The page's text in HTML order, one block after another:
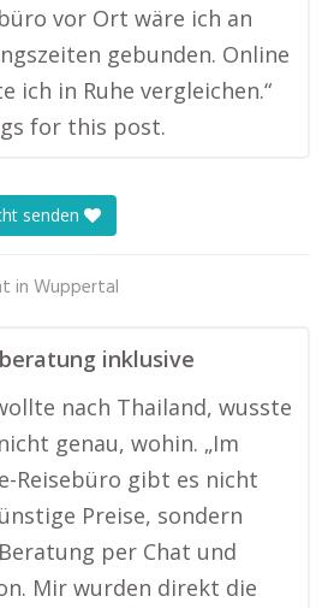
vor Ort wäre ich an
gebunden. Online
ich in Ruhe vergleichen.“
for this post.
senden
in Wuppertal
inklusive
nach Thailand, wusste
genau, wohin. „Im
Reisebüro gibt es nicht
Preise, sondern
per Chat und
Mir wurden direkt die